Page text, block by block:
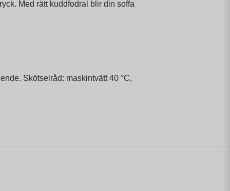
Med rätt kuddfodral blir din soffa
Skötselråd: maskintvätt 40 °C,